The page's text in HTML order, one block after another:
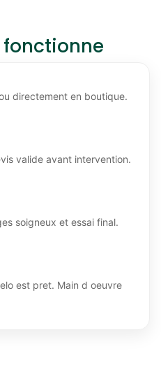
directement en boutique.
valide avant intervention.
soigneux et essai final.
est pret. Main d oeuvre